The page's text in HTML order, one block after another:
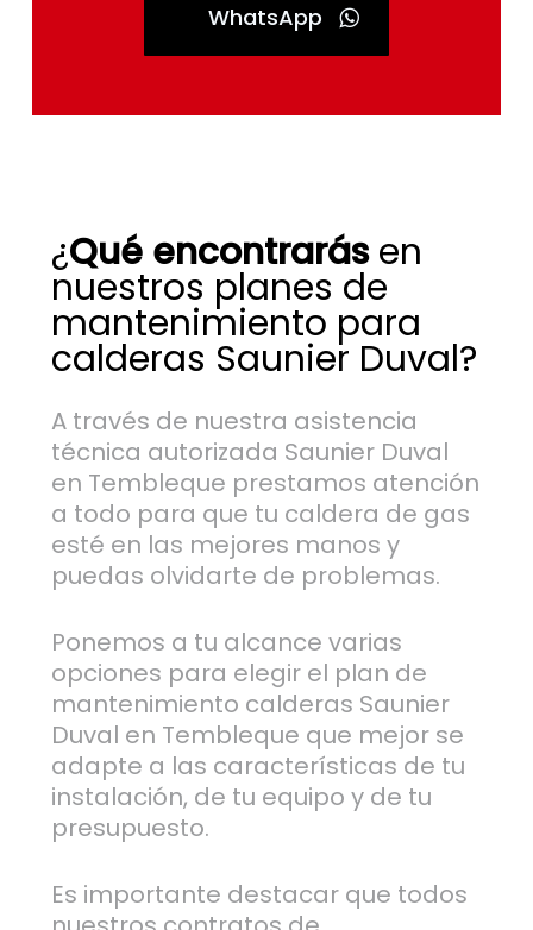
WhatsApp
¿Qué encontrarásen
nuestros planes de
mantenimiento para
calderas Saunier Duval?
A través de nuestra asistencia
técnica autorizada Saunier Duval
en Tembleque prestamos atención
a todo para que tu caldera de gas
esté en las mejores manos y
puedas olvidarte de problemas.
Ponemos a tu alcance varias
opciones para elegir el plan de
mantenimiento calderas Saunier
Duval en Tembleque que mejor se
adapte a las características de tu
instalación, de tu equipo y de tu
presupuesto.
Es importante destacar que todos